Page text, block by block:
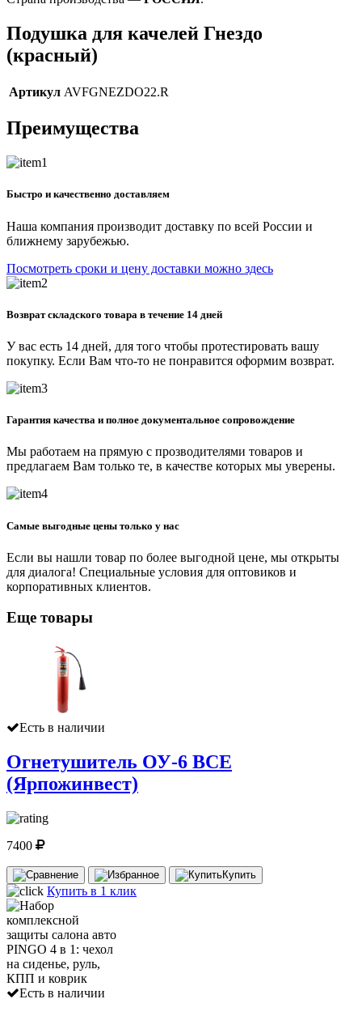
Подушка для качелей Гнездо
(красный)
Артикул AVFGNEZDO22.R
Преимущества
Быстро и качественно доставляем
Наша компания производит доставку по всей России и
ближнему зарубежью.
Посмотреть сроки и цену доставки можно здесь
Возврат складского товара в течение 14 дней
У вас есть 14 дней, для того чтобы протестировать вашу
покупку. Если Вам что-то не понравится оформим возврат.
Гарантия качества и полное документальное сопровождение
Мы работаем на прямую с прозводителями товаров и
предлагаем Вам только те, в качестве которых мы уверены.
Самые выгодные цены только у нас
Если вы нашли товар по более выгодной цене, мы открыты
для диалога! Специальные условия для оптовиков и
корпоративных клиентов.
Еще товары
Есть в наличии
Огнетушитель ОУ-6 ВСЕ
(Ярпожинвест)
7400
Купить
Купить в 1 клик
Есть в наличии